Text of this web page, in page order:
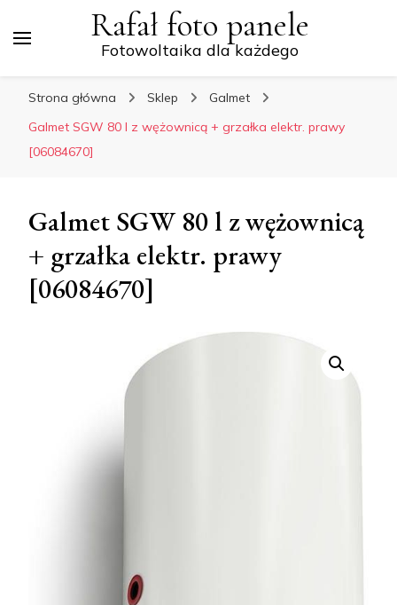
Rafał foto panele
Fotowoltaika dla każdego
Strona główna Sklep
Galmet
Galmet SGW 80 l z wężownicą + grzałka elektr. prawy
[06084670]
Galmet SGW 80 l z wężownicą
+ grzałka elektr. prawy
[06084670]